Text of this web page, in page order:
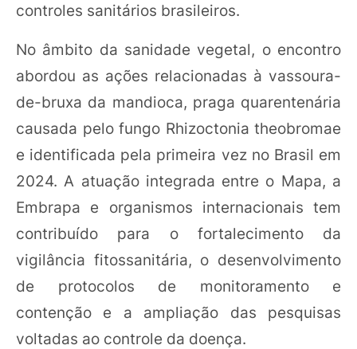
controles sanitários brasileiros.
No âmbito da sanidade vegetal, o encontro
abordou as ações relacionadas à vassoura-
de-bruxa da mandioca, praga quarentenária
causada pelo fungo Rhizoctonia theobromae
e identificada pela primeira vez no Brasil em
2024. A atuação integrada entre o Mapa, a
Embrapa e organismos internacionais tem
contribuído para o fortalecimento da
vigilância fitossanitária, o desenvolvimento
de protocolos de monitoramento e
contenção e a ampliação das pesquisas
voltadas ao controle da doença.